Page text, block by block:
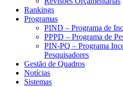
Rankings
Programas
PIND – Programa de
PPPD – Programa de
PIN-PQ – Programa
Pesquisadores
Gestão de Quadros
Notícias
Sistemas